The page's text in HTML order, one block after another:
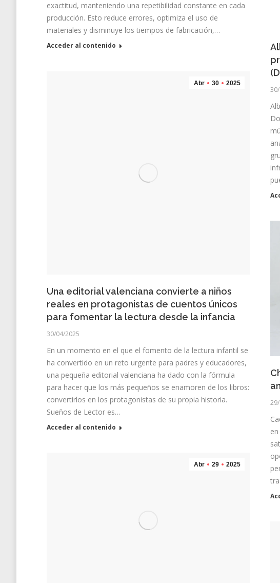
exactitud, manteniendo una repetibilidad constante en cada
producción. Esto reduce errores, optimiza el uso de
materiales y disminuye los tiempos de fabricación,…
Acceder al contenido
Abr 30 2025
Una editorial valenciana convierte a niños
reales en protagonistas de cuentos únicos
para fomentar la lectura desde la infancia
30/04/2025
En un momento en el que el fomento de la lectura infantil se
ha convertido en un reto urgente para padres y educadores,
una pequeña editorial valenciana ha dado con la fórmula
para hacer que los más pequeños se enamoren de los libros:
convertirlos en los protagonistas de su propia historia.
Sueños de Lector es…
Acceder al contenido
Abr 29 2025